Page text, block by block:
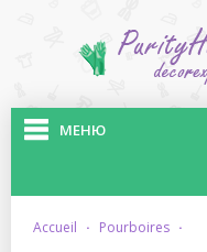
МЕНЮ
accueil · pourboires ·